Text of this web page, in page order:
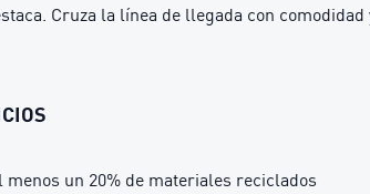
Cruza la línea de llegada con
un 20% de materiales reciclados